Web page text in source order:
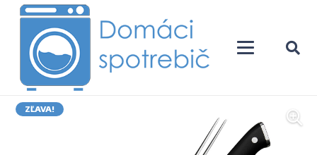
ZĽAVA!